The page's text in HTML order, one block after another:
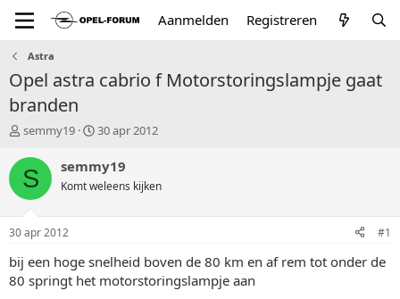
Aanmelden Registreren
Astra
Opel astra cabrio f Motorstoringslampje gaat
branden
T
p
i
a
r
t
e
semmy19
S
a
t
u
30 apr 2012
S semmy19
Komt weleens kijken
30 apr 2012 #1
bij een hoge snelheid boven de 80 km en af rem tot onder de
80 springt het motorstoringslampje aan